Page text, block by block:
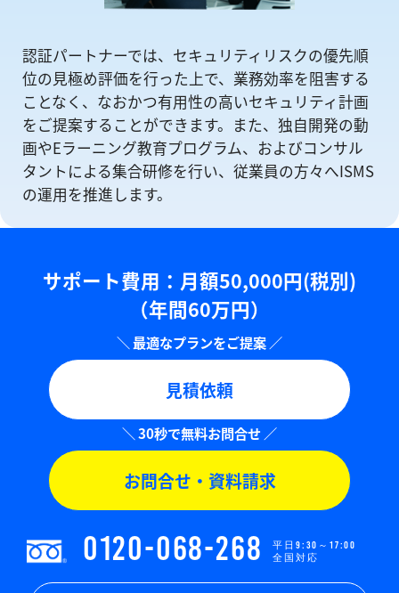
認証パートナーでは、セキュリティリスクの優先順
位の⾒極め評価を⾏った上で、業務効率を阻害する
ことなく、なおかつ有⽤性の⾼いセキュリティ計画
をご提案することができます。また、独自開発の動
画やEラーニング教育プログラム、およびコンサル
タントによる集合研修を⾏い、従業員の方々へISMS
の運⽤を推進します。
サポート費用：⽉額50,000円(税別)
（年間60万円）
見積依頼
お問合せ・資料請求
0120-068-268
平日9:30～17:00
全国対応